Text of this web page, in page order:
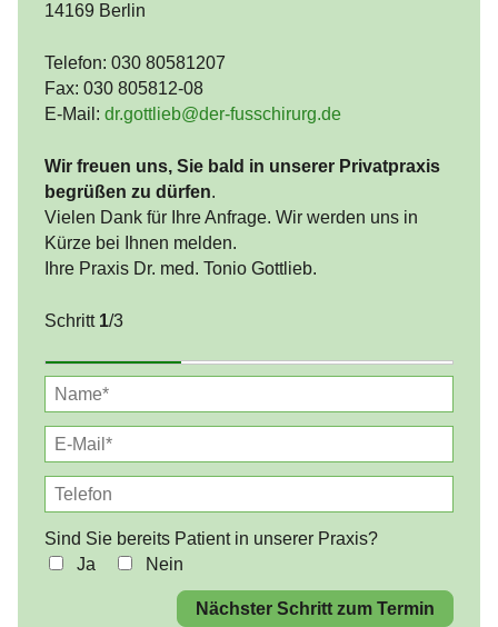
14169 Berlin
Telefon: 030 80581207
Fax: 030 805812-08
E-Mail: dr.gottlieb@der-fusschirurg.de
Wir freuen uns, Sie bald in unserer Privatpraxis
begrüßen zu dürfen.
Vielen Dank für Ihre Anfrage. Wir werden uns in
Kürze bei Ihnen melden.
Ihre Praxis Dr. med. Tonio Gottlieb.
Schritt 1/3
Sind Sie bereits Patient in unserer Praxis?
Ja
Nein
Nächster Schritt zum Termin